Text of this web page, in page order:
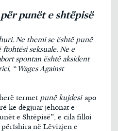
punët e shtëpisë
Ne themi se është punë
ftohtësi seksuale. Ne e
spontan është aksident
“Wages Against
termet punë kujdesi apo
ke dëgjuar jehonat e
e Shtëpisë”, e cila filloi
përfshira në Lëvizjen e